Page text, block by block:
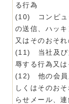
る行為
(10) コンピュ
の送信、ハッ
又はそのおそ
(11) 当社及び
辱する行為又
(12) 他の会員
しくはそのお
らせメール、